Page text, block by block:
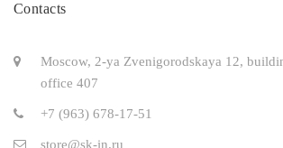
Contacts
Moscow, 2-ya Zvenigorodskaya 12,
office 407
+7 (963) 678-17-51
store@sk-in.ru